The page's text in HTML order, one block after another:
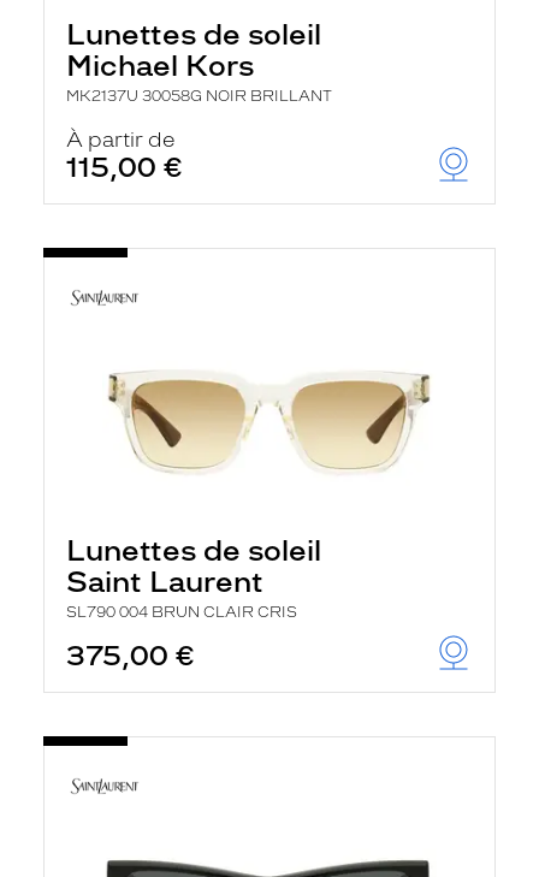
Lunettes de soleil
Michael Kors
MK2137U 30058G NOIR BRILLANT
À partir de
115,00 €
Lunettes de soleil
Saint Laurent
SL790 004 BRUN CLAIR CRIS
375,00 €